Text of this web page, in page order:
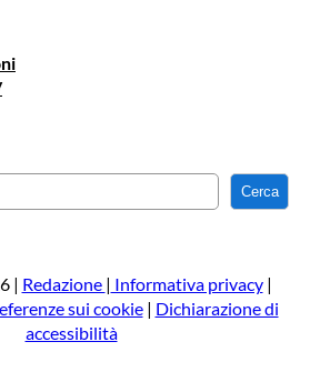
e
a
Cerca
| Redazione | Informativa privacy|
sui cookie| Dichiarazione di
accessibilità